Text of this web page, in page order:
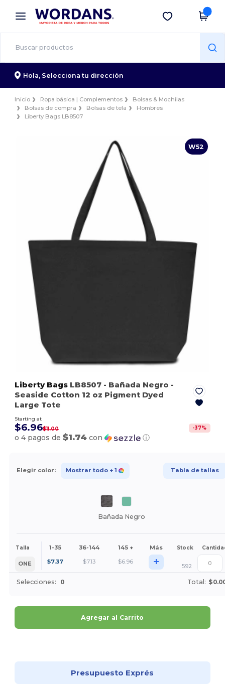
× App de Wordans
¡Mejores precios en app!
Descargar app
Hola, Selecciona tu dirección
Inicio Ropa básica | Complementos
Bolsas & Mochilas
Bolsas de compra
Bolsas de tela
Hombres
Liberty Bags LB8507
W52
Liberty Bags LB8507 - Bañada Negro -
Seaside Cotton 12 oz Pigment Dyed
Large Tote
Starting at
$6.96$11.00 -37%
o 4 pagos de$1.74 con ⓘ
Elegir color: Mostrar todo + 1 Tabla de tallas
Bañada Negro
Talla 1-35 36-144 145 + Más Stock
ONE $7.37 $7.13 $6.96 + 592
Selecciones: 0 Total:
Agregar al Carrito
Presupuesto Exprés